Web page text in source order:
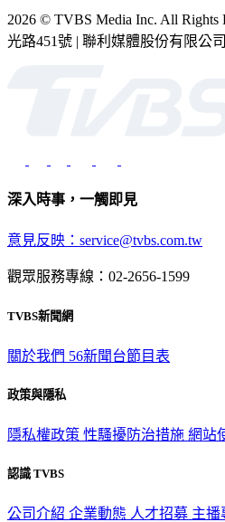
2026 © TVBS Media Inc. All Rights
光路451號 | 聯利媒體股份有限公司
深入時事，一觸即見
意見反映：service@tvbs.com.tw
觀眾服務專線：02-2656-1599
TVBS新聞網
關於我們 56新聞台節目表
政策與隱私
隱私權政策 性騷擾防治措施 網站
認識 TVBS
公司介紹 企業動態 人才招募 主播